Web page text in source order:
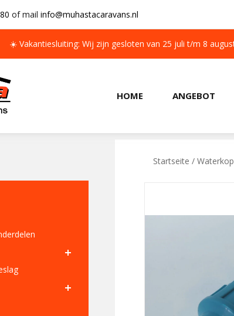
of mail info@muhastacaravans.nl
☀️ Vakantiesluiting: Wij zijn gesloten van 25 juli t/m 8
HOME ANGEBOT
Startseite /